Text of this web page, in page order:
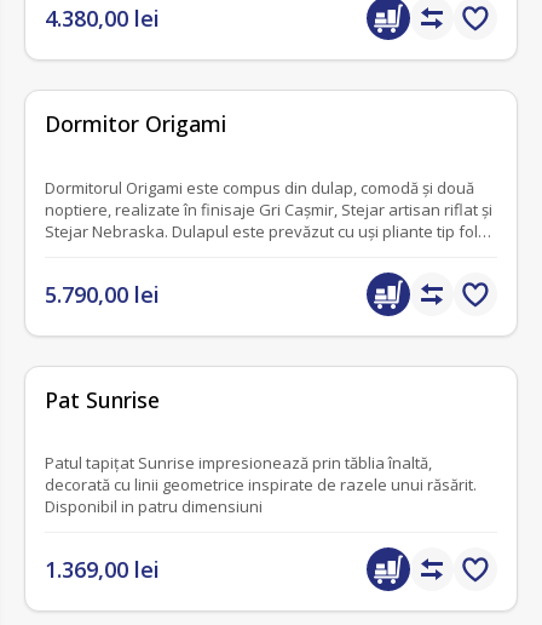
4.380,00 lei
Dormitor Origami
Dormitorul Origami este compus din dulap, comodă și două
noptiere, realizate în finisaje Gri Cașmir, Stejar artisan riflat și
Stejar Nebraska. Dulapul este prevăzut cu uși pliante tip fold
nou
5.790,00 lei
Pat Sunrise
Patul tapițat Sunrise impresionează prin tăblia înaltă,
decorată cu linii geometrice inspirate de razele unui răsărit.
Disponibil in patru dimensiuni
nou
1.369,00 lei